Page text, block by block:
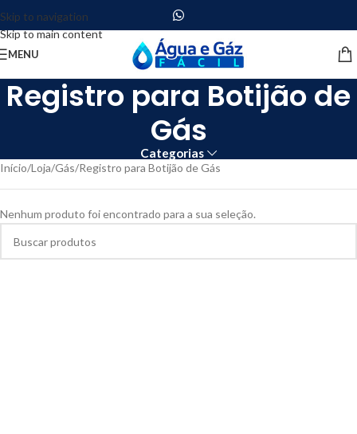
Skip to navigation
Skip to main content
MENU
Registro para Botijão de
Gás
Categorias
Início Loja Gás Registro para Botijão de Gás
Nenhum produto foi encontrado para a sua seleção.